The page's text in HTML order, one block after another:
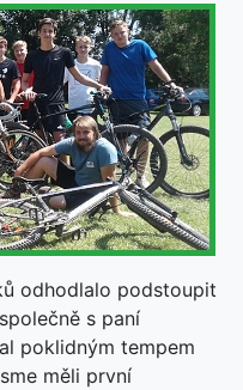
odhodlalo podstoupit
s paní
poklidným tempem
měli první